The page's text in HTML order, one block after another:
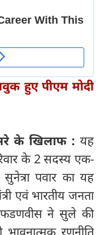
हुए पीएम मोदी
के खिलाफ : यह
के 2 सदस्य एक-
पवार का यह
एवं भारतीय जनता
फडणवीस ने सुले की